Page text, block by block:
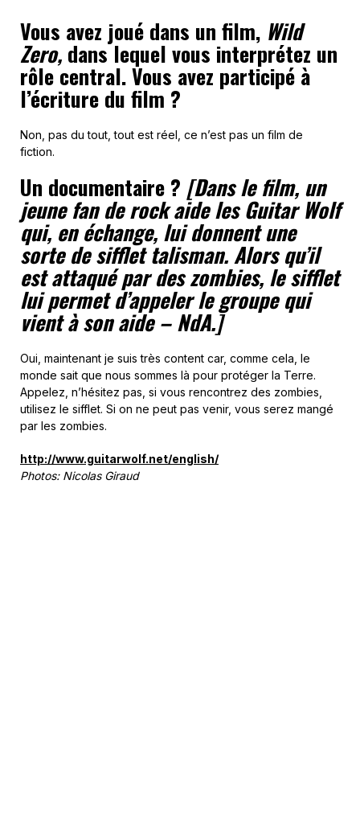
Vous avez joué dans un film, Wild
Zero, dans lequel vous interprétez un
rôle central. Vous avez participé à
l’écriture du film ?
Non, pas du tout, tout est réel, ce n’est pas un film de
fiction.
Un documentaire ? [Dans le film, un
jeune fan de rock aide les Guitar Wolf
qui, en échange, lui donnent une
sorte de sifflet talisman. Alors qu’il
est attaqué par des zombies, le sifflet
lui permet d’appeler le groupe qui
vient à son aide – NdA.]
Oui, maintenant je suis très content car, comme cela, le
monde sait que nous sommes là pour protéger la Terre.
Appelez, n’hésitez pas, si vous rencontrez des zombies,
utilisez le sifflet. Si on ne peut pas venir, vous serez mangé
par les zombies.
http://www.guitarwolf.net/english/
Photos: Nicolas Giraud